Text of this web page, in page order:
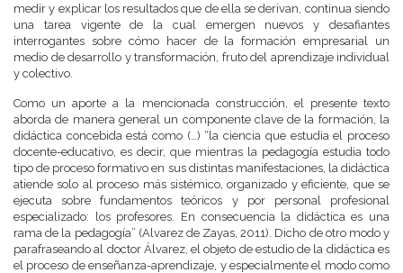
medir y explicar los resultados que de ella se derivan, continua siendo
una tarea vigente de la cual emergen nuevos y desafiantes
interrogantes sobre cómo hacer de la formación empresarial un
medio de desarrollo y transformación, fruto del aprendizaje individual
y colectivo.
Como un aporte a la mencionada construcción, el presente texto
aborda de manera general un componente clave de la formación, la
didáctica concebida está como (…) “la ciencia que estudia el proceso
docente-educativo, es decir, que mientras la pedagogía estudia todo
tipo de proceso formativo en sus distintas manifestaciones, la didáctica
atiende solo al proceso más sistémico, organizado y eficiente, que se
ejecuta sobre fundamentos teóricos y por personal profesional
especializado: los profesores. En consecuencia la didáctica es una
rama de la pedagogía” (Alvarez de Zayas, 2011). Dicho de otro modo y
parafraseando al doctor Álvarez, el objeto de estudio de la didáctica es
el proceso de enseñanza-aprendizaje, y especialmente el modo como